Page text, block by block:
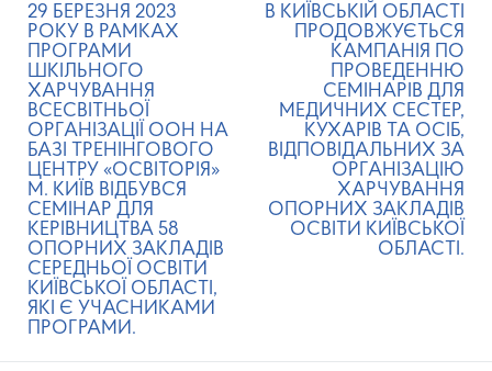
29 БЕРЕЗНЯ 2023
РОКУ В РАМКАХ
ПРОГРАМИ
ШКІЛЬНОГО
ХАРЧУВАННЯ
ВСЕСВІТНЬОЇ
ОРГАНІЗАЦІЇ ООН НА
БАЗІ ТРЕНІНГОВОГО
ЦЕНТРУ «ОСВІТОРІЯ»
М. КИЇВ ВІДБУВСЯ
СЕМІНАР ДЛЯ
КЕРІВНИЦТВА 58
ОПОРНИХ ЗАКЛАДІВ
СЕРЕДНЬОЇ ОСВІТИ
КИЇВСЬКОЇ ОБЛАСТІ,
ЯКІ Є УЧАСНИКАМИ
ПРОГРАМИ.
В КИЇВСЬКІЙ ОБЛАСТІ
ПРОДОВЖУЄТЬСЯ
КАМПАНІЯ ПО
ПРОВЕДЕННЮ
СЕМІНАРІВ ДЛЯ
МЕДИЧНИХ СЕСТЕР,
КУХАРІВ ТА ОСІБ,
ВІДПОВІДАЛЬНИХ ЗА
ОРГАНІЗАЦІЮ
ХАРЧУВАННЯ
ОПОРНИХ ЗАКЛАДІВ
ОСВІТИ КИЇВСЬКОЇ
ОБЛАСТІ.